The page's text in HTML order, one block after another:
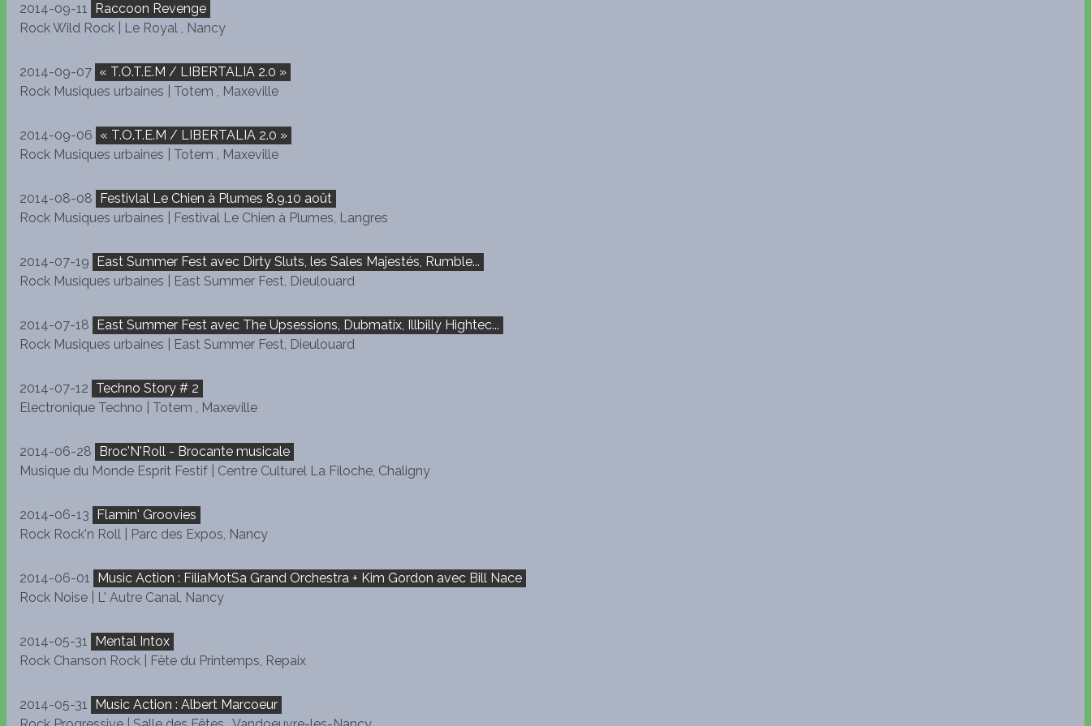
2014-09-11 Raccoon Revenge
Rock Wild Rock | Le Royal , Nancy
2014-09-07 « T.O.T.E.M / LIBERTALIA 2.0 »
Rock Musiques urbaines | Totem , Maxeville
2014-09-06 « T.O.T.E.M / LIBERTALIA 2.0 »
Rock Musiques urbaines | Totem , Maxeville
2014-08-08 Festivlal Le Chien à Plumes 8.9.10 août
Rock Musiques urbaines | Festival Le Chien à Plumes, Langres
2014-07-19 East Summer Fest avec Dirty Sluts, les Sales Majestés, Rumble...
Rock Musiques urbaines | East Summer Fest, Dieulouard
2014-07-18 East Summer Fest avec The Upsessions, Dubmatix, Illbilly Hightec...
Rock Musiques urbaines | East Summer Fest, Dieulouard
2014-07-12 Techno Story # 2
Electronique Techno | Totem , Maxeville
2014-06-28 Broc'N'Roll - Brocante musicale
Musique du Monde Esprit Festif | Centre Culturel La Filoche, Chaligny
2014-06-13 Flamin' Groovies
Rock Rock'n Roll | Parc des Expos, Nancy
2014-06-01 Music Action : FiliaMotSa Grand Orchestra + Kim Gordon avec Bill Nace
Rock Noise | L' Autre Canal, Nancy
2014-05-31 Mental Intox
Rock Chanson Rock | Fête du Printemps, Repaix
2014-05-31 Music Action : Albert Marcoeur